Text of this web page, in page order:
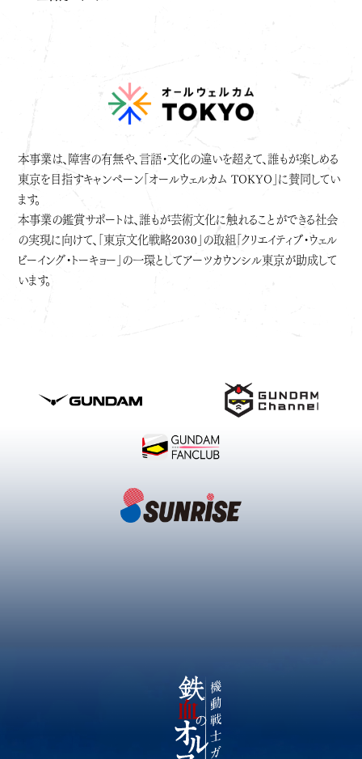
本事業は、障害の有無や、言語・文化の違いを超えて、誰もが楽しめる
東京を目指すキャンペーン「オールウェルカム TOKYO」に賛同してい
ます。
本事業の鑑賞サポートは、誰もが芸術文化に触れることができる社会
の実現に向けて、「東京文化戦略2030」の取組「クリエイティブ・ウェル
ビーイング・トーキョー」の一環としてアーツカウンシル東京が助成して
います。